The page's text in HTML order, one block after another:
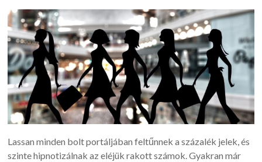
Lassan minden bolt portáljában feltűnnek a százalék jelek, és
szinte hipnotizálnak az eléjük rakott számok. Gyakran már